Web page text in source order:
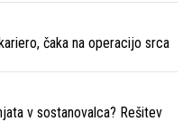
čaka na operacijo srca
v sostanovalca? Rešitev